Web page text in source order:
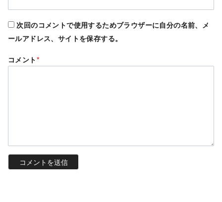
次回のコメントで使用するためブラウザーに自分の名前、メ
ールアドレス、サイトを保存する。
コメント*